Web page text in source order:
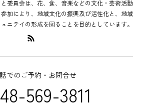
委員会は、花、食、音楽などの文化・芸術活動
加により、地域文化の振興及び活性化と、地域
ニテイの形成を図ることを目的としています。
でのご予約・お問合せ
569-3811